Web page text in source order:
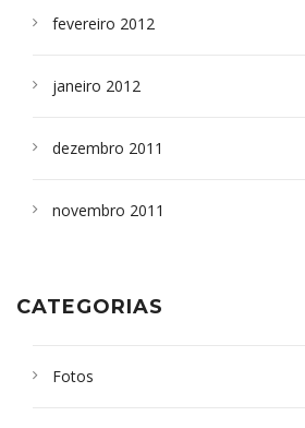
fevereiro 2012
janeiro 2012
dezembro 2011
novembro 2011
CATEGORIAS
Fotos